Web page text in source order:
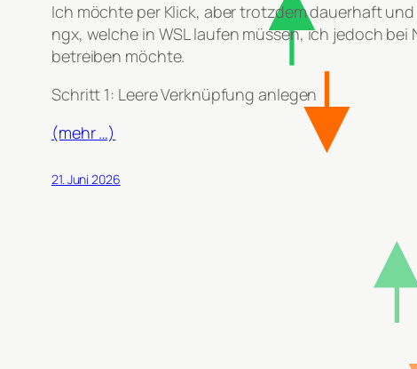
Ich möchte per Klick, aber trotzdem dauerhaft
ngx, welche in WSL laufen müssen, ich jedoch
betreiben möchte.
Schritt 1: Leere Verknüpfung anlegen
(mehr …)
21. Juni 2026